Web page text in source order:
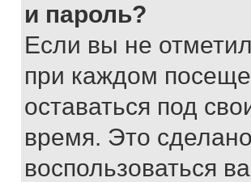
и пароль?
Если вы не
при каждом
оставаться под
время. Это
воспользоваться